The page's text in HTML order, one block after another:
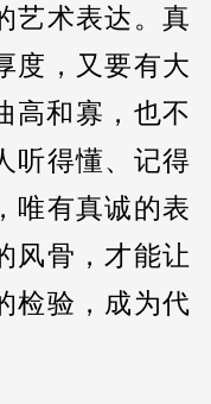
艺术表达。真
度，又要有大
和寡，也不
听得懂、记得
唯有真诚的表
风骨，才能让
检验，成为代